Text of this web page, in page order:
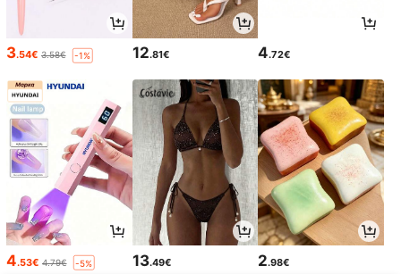
3.54€ 3.58€ -1% 12.81€ 4.72€
4.53€ 4.79€ -5% 13.49€ 2.98€